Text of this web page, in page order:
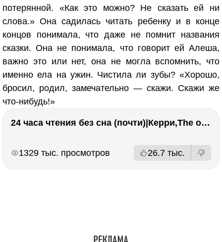
потерянной. «Как это можно? Не сказать ей ни
слова.» Она садилась читать ребенку и в конце
концов понимала, что даже не помнит названия
сказки. Она не понимала, что говорит ей Алеша,
важно это или нет, она не могла вспомнить, что
именно ела на ужин. Чистила ли зубы? «Хорошо,
бросил, родил, замечательно — скажи. Скажи же
что-нибудь!»
24 часа чтения без сна (почти)|Керри,The one единственный, Адвокат дьявола
1329 тыс. просмотров 26.7 тыс.